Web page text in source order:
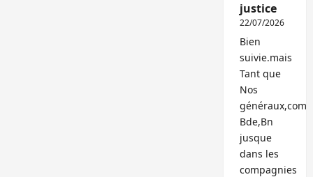
justice
22/07/2026
Bien
suivie.mais
Tant que
Nos
généraux,com
Bde,Bn
jusque
dans les
compagnies